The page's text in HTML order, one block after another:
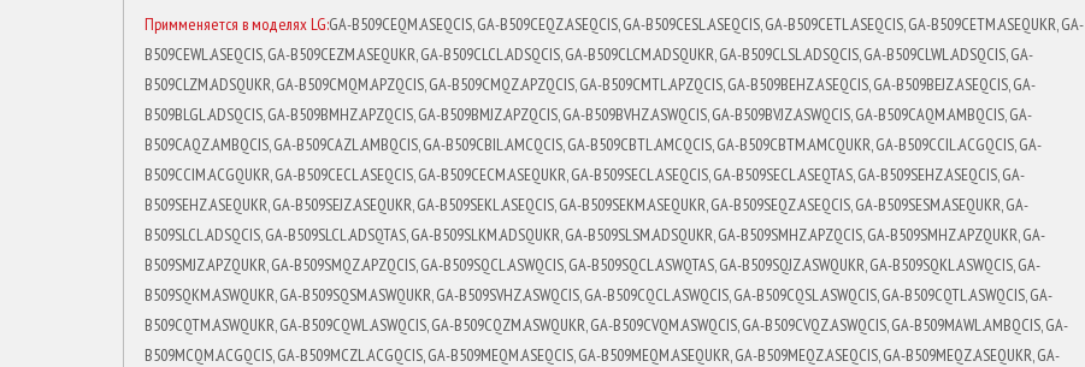
Примменяется в моделях LG:GA-B509CEQM.ASEQCIS, GA-B509CEQZ.ASEQCIS, GA-B509CESL.ASEQCIS, GA-B509CETL.ASEQCIS, GA-B509CETM.ASEQUKR, GA-
B509CEWL.ASEQCIS, GA-B509CEZM.ASEQUKR, GA-B509CLCL.ADSQCIS, GA-B509CLCM.ADSQUKR, GA-B509CLSL.ADSQCIS, GA-B509CLWL.ADSQCIS, GA-
B509CLZM.ADSQUKR, GA-B509CMQM.APZQCIS, GA-B509CMQZ.APZQCIS, GA-B509CMTL.APZQCIS, GA-B509BEHZ.ASEQCIS, GA-B509BEJZ.ASEQCIS, GA-
B509BLGL.ADSQCIS, GA-B509BMHZ.APZQCIS, GA-B509BMJZ.APZQCIS, GA-B509BVHZ.ASWQCIS, GA-B509BVJZ.ASWQCIS, GA-B509CAQM.AMBQCIS, GA-
B509CAQZ.AMBQCIS, GA-B509CAZL.AMBQCIS, GA-B509CBIL.AMCQCIS, GA-B509CBTL.AMCQCIS, GA-B509CBTM.AMCQUKR, GA-B509CCIL.ACGQCIS, GA-
B509CCIM.ACGQUKR, GA-B509CECL.ASEQCIS, GA-B509CECM.ASEQUKR, GA-B509SECL.ASEQCIS, GA-B509SECL.ASEQTAS, GA-B509SEHZ.ASEQCIS, GA-
B509SEHZ.ASEQUKR, GA-B509SEJZ.ASEQUKR, GA-B509SEKL.ASEQCIS, GA-B509SEKM.ASEQUKR, GA-B509SEQZ.ASEQCIS, GA-B509SESM.ASEQUKR, GA-
B509SLCL.ADSQCIS, GA-B509SLCL.ADSQTAS, GA-B509SLKM.ADSQUKR, GA-B509SLSM.ADSQUKR, GA-B509SMHZ.APZQCIS, GA-B509SMHZ.APZQUKR, GA-
B509SMJZ.APZQUKR, GA-B509SMQZ.APZQCIS, GA-B509SQCL.ASWQCIS, GA-B509SQCL.ASWQTAS, GA-B509SQJZ.ASWQUKR, GA-B509SQKL.ASWQCIS, GA-
B509SQKM.ASWQUKR, GA-B509SQSM.ASWQUKR, GA-B509SVHZ.ASWQCIS, GA-B509CQCL.ASWQCIS, GA-B509CQSL.ASWQCIS, GA-B509CQTL.ASWQCIS, GA-
B509CQTM.ASWQUKR, GA-B509CQWL.ASWQCIS, GA-B509CQZM.ASWQUKR, GA-B509CVQM.ASWQCIS, GA-B509CVQZ.ASWQCIS, GA-B509MAWL.AMBQCIS, GA-
B509MCQM.ACGQCIS, GA-B509MCZL.ACGQCIS, GA-B509MEQM.ASEQCIS, GA-B509MEQM.ASEQUKR, GA-B509MEQZ.ASEQCIS, GA-B509MEQZ.ASEQUKR, GA-